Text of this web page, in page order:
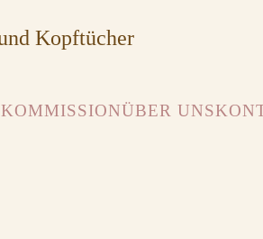
KOMMISSIONÜBER UNS